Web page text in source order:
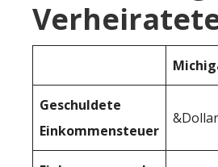
Geschuldete
Einkommensteuer